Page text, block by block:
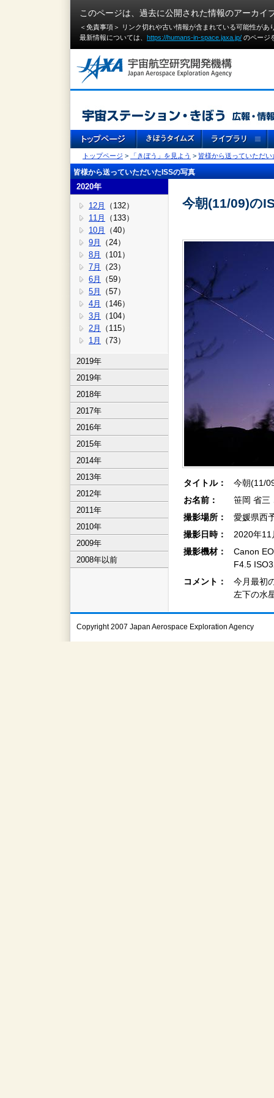
このページは、過去に公開された情報のアーカイ
＜免責事項＞ リンク切れや古い情報が含まれている可能性が
最新情報については、 https://humans-in-space.jaxa.jp/ のページ
トップページ > 「きぼう」を見よう > 皆様から送っていただい
皆様から送っていただいたISSの写真
2020年
12月
（132）
11月
（133）
10月
（40）
9月
（24）
8月
（101）
7月
（23）
6月
（59）
5月
（57）
4月
（146）
3月
（104）
2月
（115）
1月
（73）
2019年
2019年
2018年
2017年
2016年
2015年
2014年
2013年
2012年
2011年
2010年
2009年
2008年以前
今朝(11/09)の
タイトル：
今朝(11/
お名前：
笹岡 省三
撮影場所：
愛媛県西
撮影日時：
2020年
撮影機材：
Canon
F4.5
コメント：
今月最初
左下の水
Copyright 2007 Japan Aerospace Exploration Agency